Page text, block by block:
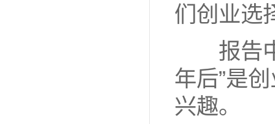
们创业选
报告
年后”是
兴趣。